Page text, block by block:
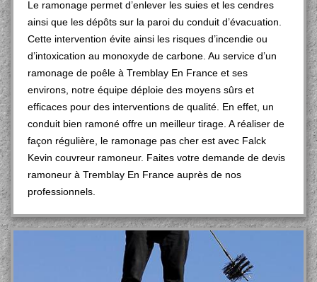
Le ramonage permet d’enlever les suies et les cendres
ainsi que les dépôts sur la paroi du conduit d’évacuation.
Cette intervention évite ainsi les risques d’incendie ou
d’intoxication au monoxyde de carbone. Au service d’un
ramonage de poêle à Tremblay En France et ses
environs, notre équipe déploie des moyens sûrs et
efficaces pour des interventions de qualité. En effet, un
conduit bien ramoné offre un meilleur tirage. A réaliser de
façon régulière, le ramonage pas cher est avec Falck
Kevin couvreur ramoneur. Faites votre demande de devis
ramoneur à Tremblay En France auprès de nos
professionnels.